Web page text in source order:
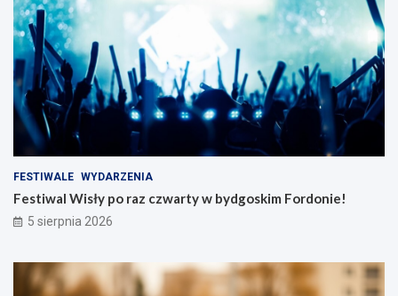
FESTIWALE WYDARZENIA
Festiwal Wisły po raz czwarty w bydgoskim Fordonie!
5 sierpnia 2026